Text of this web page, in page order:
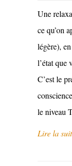
Une
ce qu’on
légère),
l’état que
C’est le
le niveau
Lire la